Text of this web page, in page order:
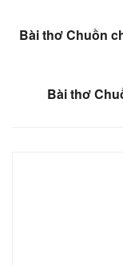
Bài thơ Chuồn
Bài thơ